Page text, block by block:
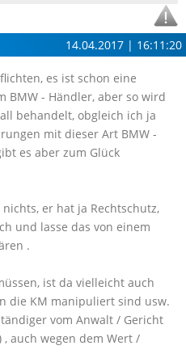
14.04.2017 | 16:11:20
es ist schon eine
BMW - Händler, aber so wird
behandelt, obgleich ich ja
mit dieser Art BMW -
es aber zum Glück
er hat ja Rechtschutz,
und lasse das von einem
.
ist da vielleicht auch
die KM manipuliert sind usw.
vom Anwalt / Gericht
auch wegen dem Wert /